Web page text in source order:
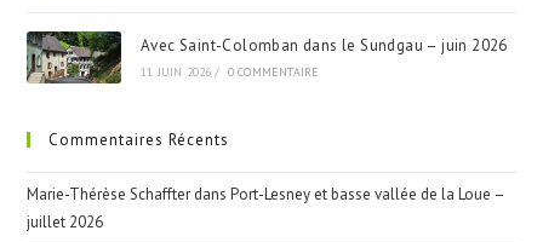
Avec Saint-Colomban dans le Sundgau – juin 2026
11 JUIN 2026 / 0 COMMENTAIRE
Commentaires Récents
Marie-Thérèse Schaffter dansPort-Lesney et basse vallée de la Loue –
juillet 2026